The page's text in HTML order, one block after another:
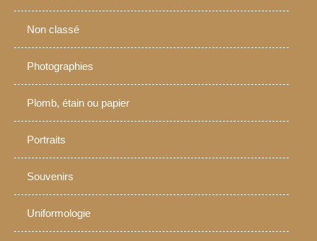
Non classé
Photographies
Plomb, étain ou papier
Portraits
Souvenirs
Uniformologie